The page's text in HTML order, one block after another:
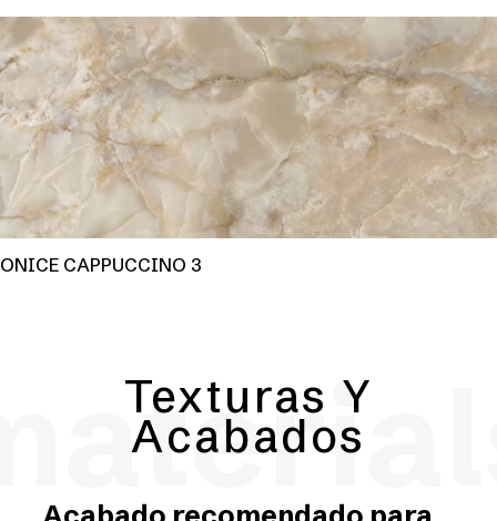
ONICE CAPPUCCINO 3
Texturas Y
Acabados